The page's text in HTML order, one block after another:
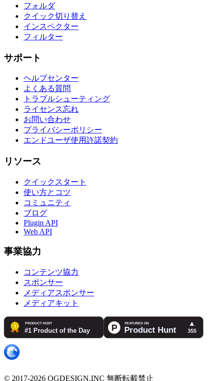
フォルダ
クイック切り替え
インスペクター
フィルター
サポート
ヘルプセンター
よくある質問
トラブルシューティング
ライセンス忘れ
お問い合わせ
プライバシーポリシー
エンドユーザ使用許諾契約
リソース
クイックスタート
使い方とコツ
コミュニティ
ブログ
Plugin API
Web API
事業協力
コンテンツ協力
スポンサー
メディアスポンサー
メディアキット
© 2017-2026 OGDESIGN.INC 無断転載禁止